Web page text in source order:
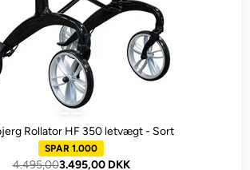
Rollator HF 350 letvægt - Sort
SPAR 1.000
4.495,003.495,00 DKK